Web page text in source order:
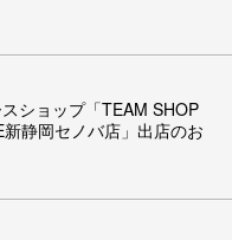
ショップ「TEAM SHOP
静岡セノバ店」出店のお